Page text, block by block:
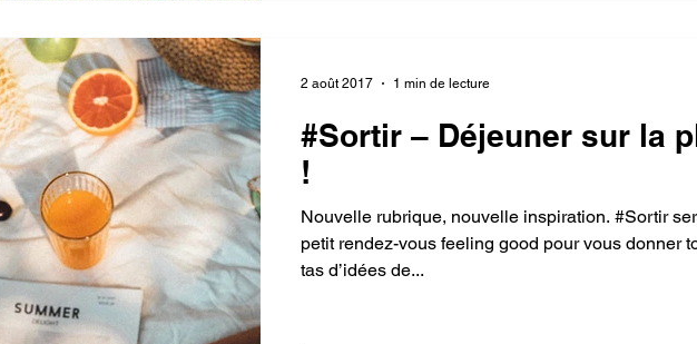
#Sortir – Déjeuner sur la
!
Nouvelle rubrique, nouvelle inspiration. #Sortir
petit rendez-vous feeling good pour vous donner tout un
tas d’idées de...
2 août 2017 1 min de lecture